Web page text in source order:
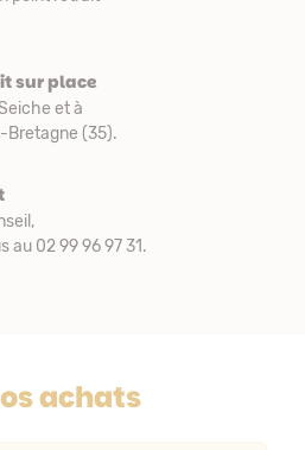
sur place
et à
Bretagne (35).
au 02 99 96 97 31.
achats